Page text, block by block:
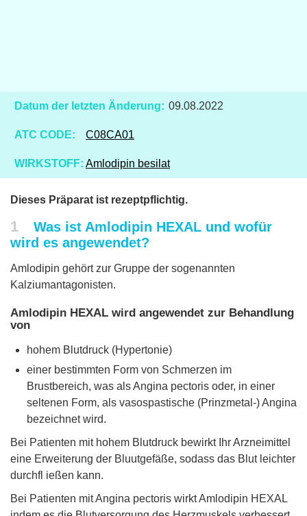
Datum der letzten Änderung: 09.08.2022
ATC CODE: C08CA01
WIRKSTOFF: Amlodipin besilat
Dieses Präparat ist rezeptpflichtig.
1
Was ist Amlodipin HEXAL und wofür
wird es angewendet?
Amlodipin gehört zur Gruppe der sogenannten
Kalziumantagonisten.
Amlodipin HEXAL wird angewendet zur Behandlung
von
hohem Blutdruck (Hypertonie)
einer bestimmten Form von Schmerzen im
Brustbereich, was als Angina pectoris oder, in einer
seltenen Form, als vasospastische (Prinzmetal-) Angina
bezeichnet wird.
Bei Patienten mit hohem Blutdruck bewirkt Ihr Arzneimittel
eine Erweiterung der Bluutgefäße, sodass das Blut leichter
durchfl ießen kann.
Bei Patienten mit Angina pectoris wirkt Amlodipin HEXAL